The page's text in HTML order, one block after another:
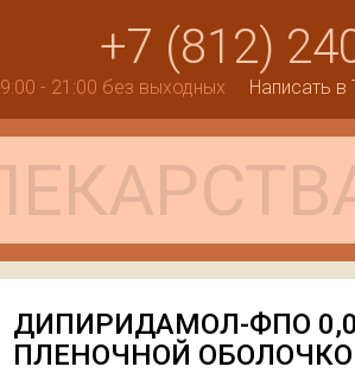
+7 (812)
9:00 - 21:00 без выходных Написать в
ДИПИРИДАМОЛ-ФПО
ПЛЕНОЧНОЙ